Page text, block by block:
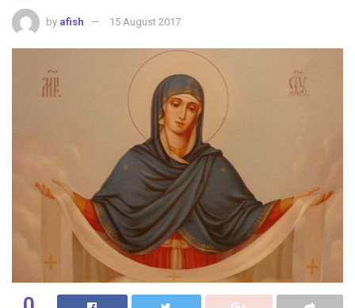
by afish 15 August 2017